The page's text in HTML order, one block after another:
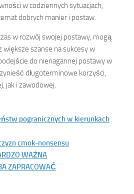
w codziennych sytuacjach,
dobrych manier i postaw.
w rozwój swojej postawy, mogą
większe szanse na sukcesy w
do nienagannej postawy w
długoterminowe korzyści,
jak i zawodowej.
pogranicznych w kierunkach
cmok-nonsensu
WAŻNA
ZAPRACOWAĆ